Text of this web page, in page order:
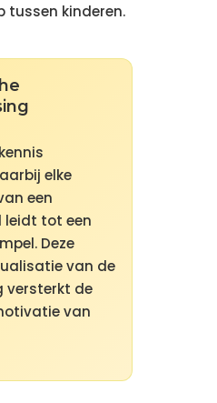
tussen kinderen.
elke
een
tot een
Deze
van de
versterkt de
van